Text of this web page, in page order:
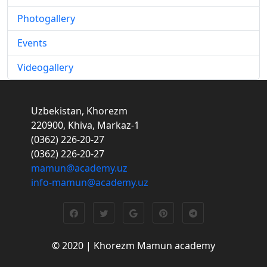
Photogallery
Events
Videogallery
Uzbekistan, Khorezm
220900, Khiva, Markaz-1
(0362) 226-20-27
(0362) 226-20-27
mamun@academy.uz
info-mamun@academy.uz
© 2020 | Khorezm Mamun academy